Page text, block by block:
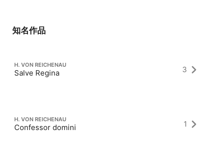
知名作品
H. VON REICHENAU
Salve Regina 3
H. VON REICHENAU
Confessor domini 1